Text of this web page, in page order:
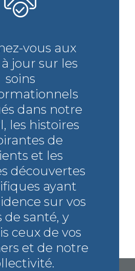
vous aux
jour sur les
soins
dans notre
les histoires
de
et les
découvertes
ayant
sur vos
de santé, y
ceux de vos
et de notre